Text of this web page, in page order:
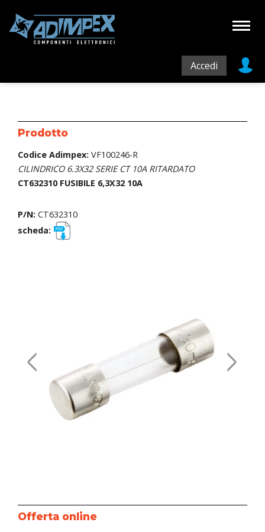
Accedi
Prodotto
Codice Adimpex: VF100246-R
CILINDRICO 6.3X32 SERIE CT 10A RITARDATO
CT632310 FUSIBILE 6,3X32 10A
P/N: CT632310
scheda:
Offerta online